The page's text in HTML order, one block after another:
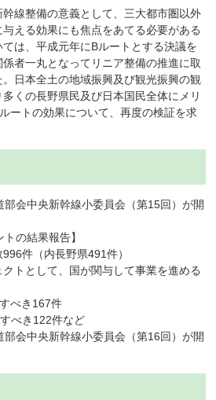
幹線整備の意義として、三大都市圏以外
える効果にも焦点をあてる必要がある
は、平成元年にBルートとする決議を
係者一丸となってリニア整備の推進に取
。日本全土の地域振興及び観光振興の観
多くの長野県民及び日本国民全体にメリ
ートの効果について、再度の検証を求
部会中央新幹線小委員会（第15回）が開
トの結果報告】
件（内長野県491件）
クトとして、国が関与して事業を進める
べき167件
べき122件など
部会中央新幹線小委員会（第16回）が開